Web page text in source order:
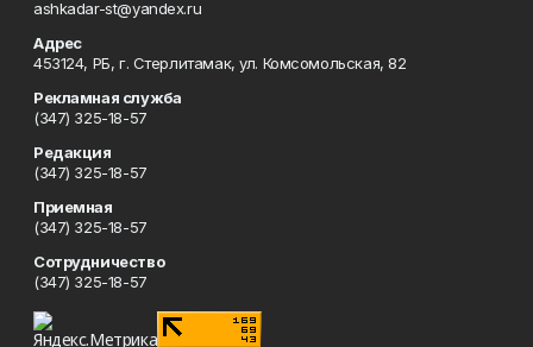
ashkadar-st@yandex.ru
Адрес
453124, РБ, г. Стерлитамак, ул. Комсомольская, 82
Рекламная служба
(347) 325-18-57
Редакция
(347) 325-18-57
Приемная
(347) 325-18-57
Сотрудничество
(347) 325-18-57